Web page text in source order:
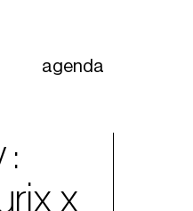
agenda
:
x